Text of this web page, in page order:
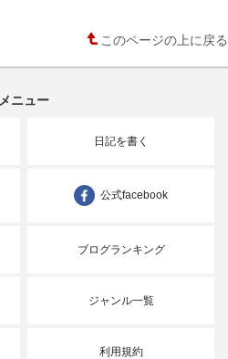
このページの上に戻る
メニュー
日記を書く
公式facebook
ブログランキング
ジャンル一覧
利用規約